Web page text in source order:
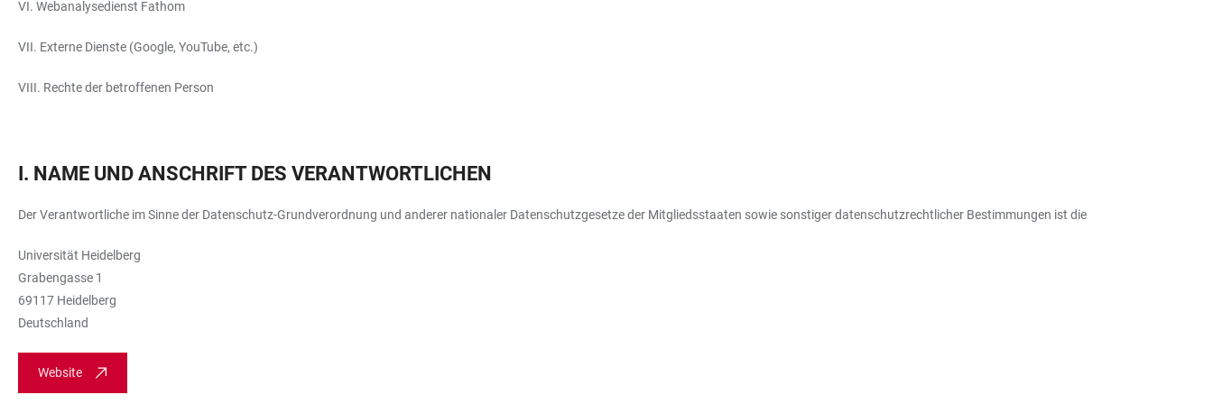
VI. Webanalysedienst Fathom
VII. Externe Dienste (Google, YouTube, etc.)
VIII. Rechte der betroffenen Person
I. NAME UND ANSCHRIFT DES VERANTWORTLICHEN
Der Verantwortliche im Sinne der Datenschutz-Grundverordnung und anderer nationaler Datenschutzgesetze der Mitgliedsstaaten sowie sonstiger datenschutzrechtlicher Bestimmungen ist die
Universität Heidelberg
Grabengasse 1
69117 Heidelberg
Deutschland
Website